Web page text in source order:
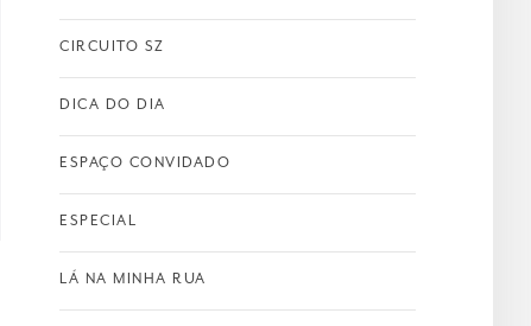
CIRCUITO SZ
DICA DO DIA
ESPAÇO CONVIDADO
ESPECIAL
LÁ NA MINHA RUA